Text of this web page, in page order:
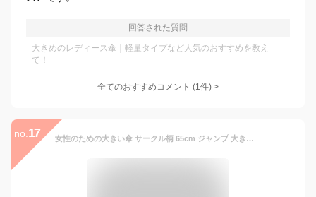
回答された質問
大きめのレディース傘｜軽量タイプなど人気のおすすめを教え
て！
全てのおすすめコメント (1件) >
no. 17 女性のための大きい傘 サークル柄 65cm ジャンプ 大きい傘 8本骨 傘 長傘 雨傘 レディース 婦人 レディース傘 女性用 女子 大人 女の子 軽い 軽量 大きい 大きめ 水玉 ドット おしゃれ かわいい 中学生 高校生 学生 紺 ピンク 緑 グレー 青 65センチ 母の日 プレゼント